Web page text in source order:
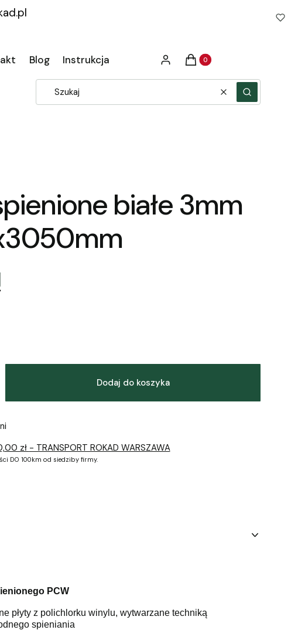
Blog Instrukcja Zaloguj sięProdukty w koszyku: 0.
Koszyk
WyczyśćSzukaj
białe 3mm
Dodaj do koszyka
zł - TRANSPORT ROKAD WARSZAWA
DO 100km od siedziby firmy.
PCW
płyty z polichlorku winylu, wytwarzane techniką
spieniania